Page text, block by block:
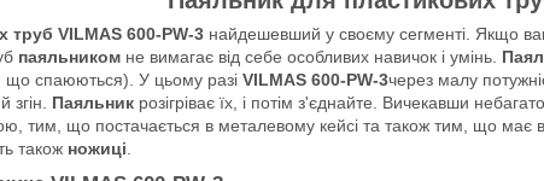
труб VILMAS 600-PW-3 найдешевший у своєму сегменті. Якщо
паяльником не вимагає від себе особливих навичок і умінь.
що спаюються). У цьому разі VILMAS 600-PW-3через малу
згін. Паяльник розігріває їх, і потім з'єднайте. Вичекавши
тим, що постачається в металевому кейсі та також тим, що має в
також ножиці